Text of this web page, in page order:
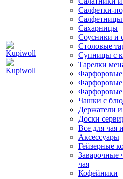
Салфетки-
Салфетницы
Сахарницы
Соусники и
Столовые
Супницы с
Тарелки
Фарфоровые
Чашки с
Держатели
Доски
Все для чая
Аксессуары
Гейзерные
Заварочные
чая
Кофейники